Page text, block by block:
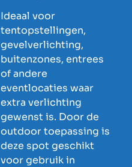
Ideaal voor
tentopstellingen,
gevelverlichting,
buitenzones, entrees
of andere
eventlocaties waar
extra verlichting
gewenst is. Door de
outdoor toepassing is
deze spot geschikt
voor gebruik in